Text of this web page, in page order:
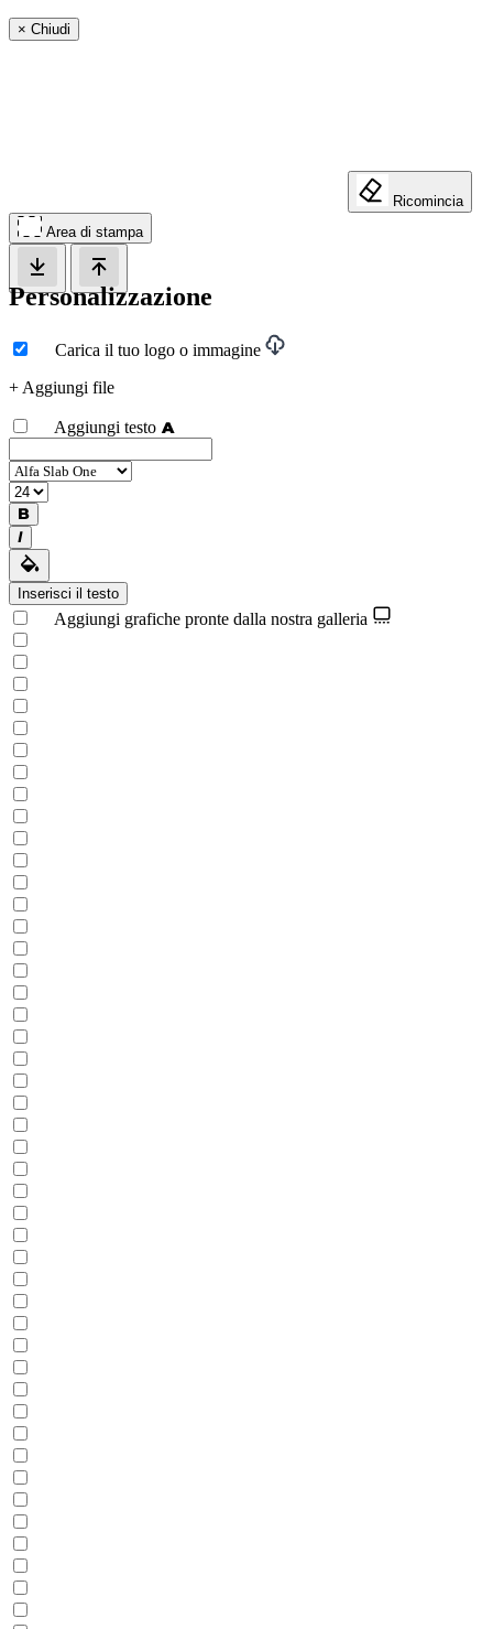
× Chiudi
Ricomincia
Area di stampa
Personalizzazione
Carica il tuo logo o immagine
+ Aggiungi file
Aggiungi testo
Inserisci il testo
Aggiungi grafiche pronte dalla nostra galleria